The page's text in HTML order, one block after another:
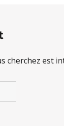
cherchez est